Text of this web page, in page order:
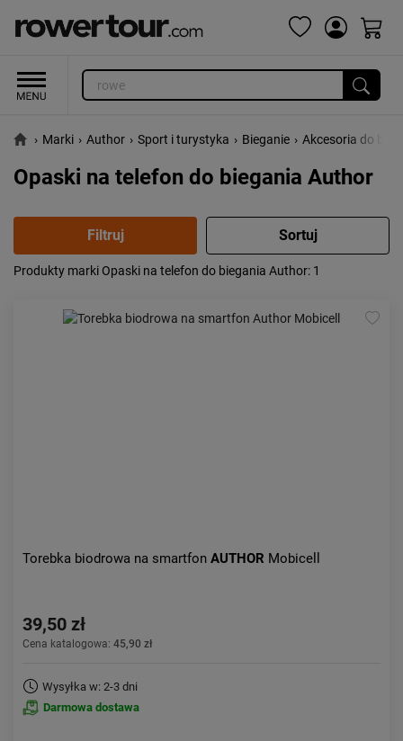
› Marki › Author › Sport i turystyka › Bieganie › Akcesoria do
Opaski na telefon do biegania Author
Popularność:
od najwyższej
Produkty marki Opaski na telefon do biegania Author: 1
Torebka biodrowa na smartfon AUTHOR Mobicell
39,50 zł
Cena katalogowa: 45,90 zł
Wysyłka w: 2-3 dni
Darmowa dostawa